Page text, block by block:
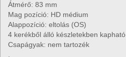
Átmérő: 83 mm
Mag pozíció: HD médium
Alappozíció: eltolás (OS)
4 kerékből álló készletekben kapható
Csapágyak: nem tartozék